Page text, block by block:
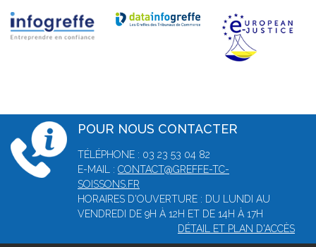
POUR NOUS CONTACTER
TÉLÉPHONE : 03 23 53 04 82
E-MAIL : CONTACT@GREFFE-TC-
SOISSONS.FR
HORAIRES D'OUVERTURE : DU LUNDI AU
VENDREDI DE 9H À 12H ET DE 14H À 17H
DÉTAIL ET PLAN D'ACCÈS